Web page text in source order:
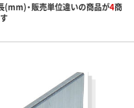
(mm)・販売単位違いの商品が4商